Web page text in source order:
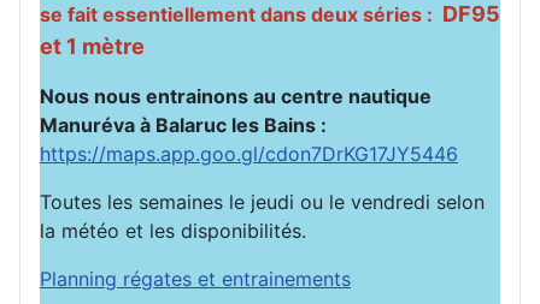
se fait essentiellement dans deux séries : DF95
et 1 mètre
Nous nous entrainons au centre nautique
Manuréva à Balaruc les Bains :
https://maps.app.goo.gl/cdon7DrKG17JY5446
Toutes les semaines le jeudi ou le vendredi selon
la météo et les disponibilités.
Planning régates et entrainements